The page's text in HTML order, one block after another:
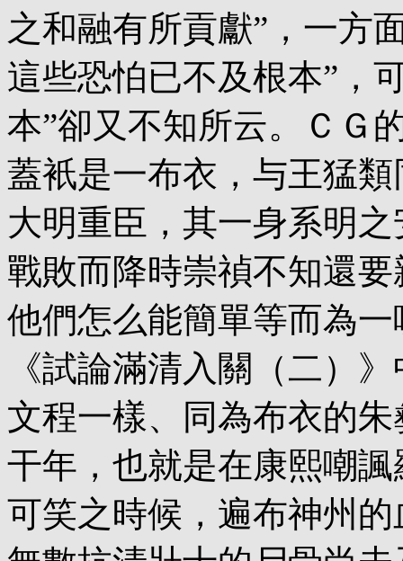
之和融有所貢獻”，一方
這些恐怕已不及根本”，
本”卻又不知所云。ＣＧ
蓋衹是一布衣，与王猛
大明重臣，其一身系明
戰敗而降時崇禎不知還
他們怎么能簡單等而為
《試論滿清入關（二）
文程一樣、同為布衣的
干年，也就是在康熙嘲
可笑之時候，遍布神州